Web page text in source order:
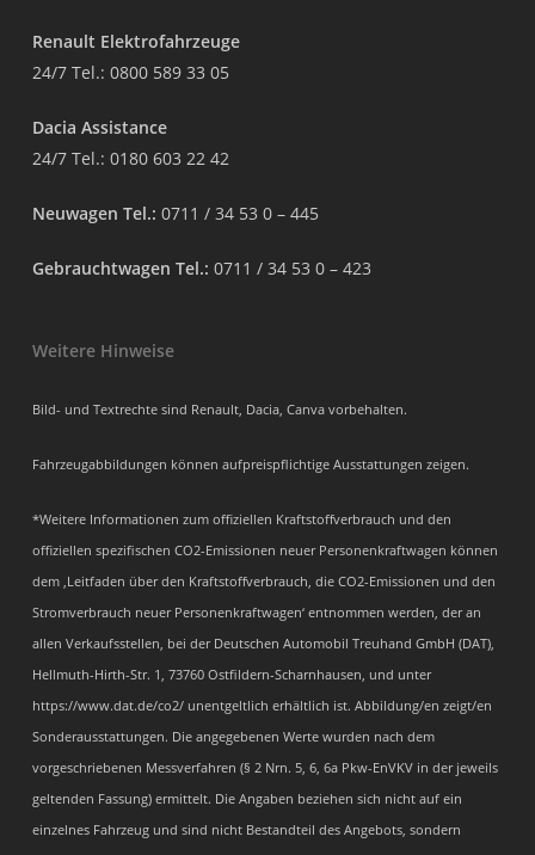
Renault Elektrofahrzeuge
24/7 Tel.: 0800 589 33 05
Dacia Assistance
24/7 Tel.: 0180 603 22 42
Neuwagen Tel.: 0711 / 34 53 0 – 445
Gebrauchtwagen Tel.: 0711 / 34 53 0 – 423
Weitere Hinweise
Bild- und Textrechte sind Renault, Dacia, Canva vorbehalten.
Fahrzeugabbildungen können aufpreispflichtige Ausstattungen zeigen.
*Weitere Informationen zum offiziellen Kraftstoffverbrauch und den
offiziellen spezifischen CO2-Emissionen neuer Personenkraftwagen können
dem ‚Leitfaden über den Kraftstoffverbrauch, die CO2-Emissionen und den
Stromverbrauch neuer Personenkraftwagen‘ entnommen werden, der an
allen Verkaufsstellen, bei der Deutschen Automobil Treuhand GmbH (DAT),
Hellmuth-Hirth-Str. 1, 73760 Ostfildern-Scharnhausen, und unter
https://www.dat.de/co2/ unentgeltlich erhältlich ist. Abbildung/en zeigt/en
Sonderausstattungen. Die angegebenen Werte wurden nach dem
vorgeschriebenen Messverfahren (§ 2 Nrn. 5, 6, 6a Pkw-EnVKV in der jeweils
geltenden Fassung) ermittelt. Die Angaben beziehen sich nicht auf ein
einzelnes Fahrzeug und sind nicht Bestandteil des Angebots, sondern